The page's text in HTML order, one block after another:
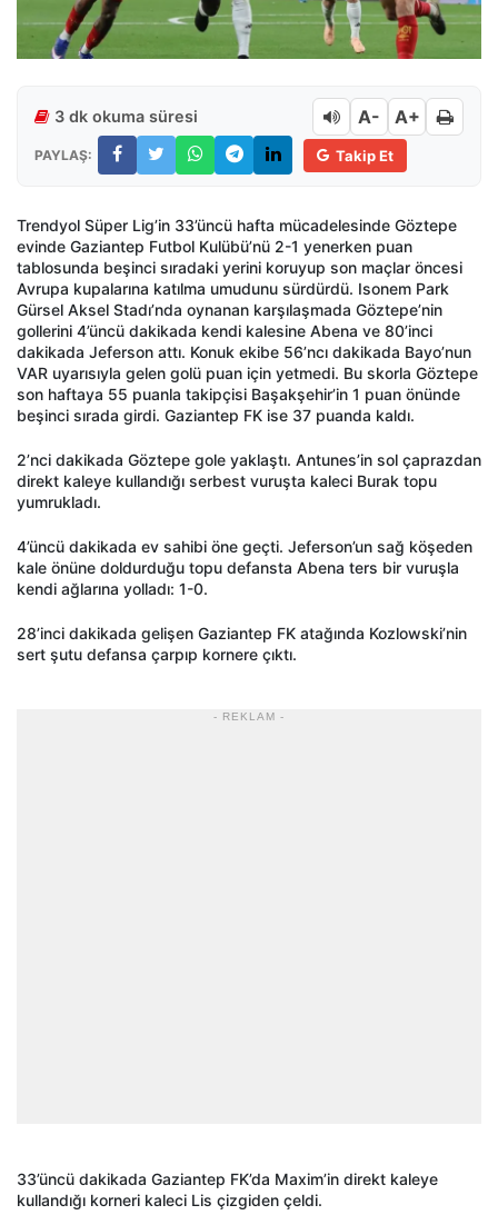
3 dk okuma süresi A- A+
PAYLAŞ: Takip Et
Trendyol Süper Lig’in 33’üncü hafta mücadelesinde Göztepe
evinde Gaziantep Futbol Kulübü’nü 2-1 yenerken puan
tablosunda beşinci sıradaki yerini koruyup son maçlar öncesi
Avrupa kupalarına katılma umudunu sürdürdü. Isonem Park
Gürsel Aksel Stadı’nda oynanan karşılaşmada Göztepe’nin
gollerini 4’üncü dakikada kendi kalesine Abena ve 80’inci
dakikada Jeferson attı. Konuk ekibe 56’ncı dakikada Bayo’nun
VAR uyarısıyla gelen golü puan için yetmedi. Bu skorla Göztepe
son haftaya 55 puanla takipçisi Başakşehir’in 1 puan önünde
beşinci sırada girdi. Gaziantep FK ise 37 puanda kaldı.
2’nci dakikada Göztepe gole yaklaştı. Antunes’in sol çaprazdan
direkt kaleye kullandığı serbest vuruşta kaleci Burak topu
yumrukladı.
4’üncü dakikada ev sahibi öne geçti. Jeferson’un sağ köşeden
kale önüne doldurduğu topu defansta Abena ters bir vuruşla
kendi ağlarına yolladı: 1-0.
28’inci dakikada gelişen Gaziantep FK atağında Kozlowski’nin
sert şutu defansa çarpıp kornere çıktı.
- REKLAM -
33’üncü dakikada Gaziantep FK’da Maxim’in direkt kaleye
kullandığı korneri kaleci Lis çizgiden çeldi.